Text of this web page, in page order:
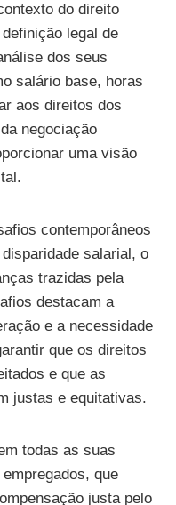
do direito
legal de
dos seus
salário base, horas
aos direitos dos
negociação
uma visão
contemporâneos
salarial, o
trazidas pela
destacam a
e a necessidade
que os direitos
e que as
justas e equitativas.
todas as suas
que
justa pelo